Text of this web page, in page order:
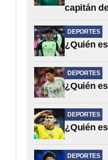
capitán
DEPORTES
¿Quién
DEPORTES
¿Quién
DEPORTES
¿Quién
DEPORTES